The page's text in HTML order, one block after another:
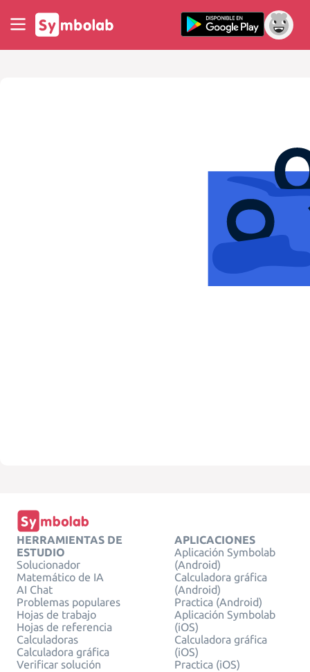
HERRAMIENTAS DE
ESTUDIO
Solucionador
Matemático de IA
AI Chat
Problemas populares
Hojas de trabajo
Hojas de referencia
Calculadoras
Calculadora gráfica
Verificar solución
APLICACIONES
Aplicación Symbolab
(Android)
Calculadora gráfica
(Android)
Practica (Android)
Aplicación Symbolab
(iOS)
Calculadora gráfica
(iOS)
Practica (iOS)